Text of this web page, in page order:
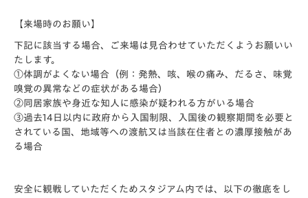
【来場時のお願い】
下記に該当する場合、ご来場は見合わせていただくようお願いい
たします。
①体調がよくない場合（例：発熱、咳、喉の痛み、だるさ、味覚
嗅覚の異常などの症状がある場合）
②同居家族や身近な知人に感染が疑われる方がいる場合
③過去14日以内に政府から入国制限、入国後の観察期間を必要と
されている国、地域等への渡航又は当該在住者との濃厚接触があ
る場合
安全に観戦していただくためスタジアム内では、以下の徹底をし